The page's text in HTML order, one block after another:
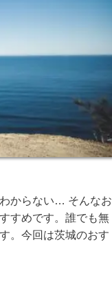
からない… そんなお
すめです。誰でも無
。今回は茨城のおす